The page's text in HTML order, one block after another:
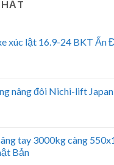
xúc lật 16.9-24 BKT Ấn
nâng đôi Nichi-lift Japan
tay 3000kg càng
Bản